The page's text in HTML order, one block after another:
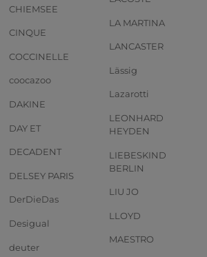
CHIEMSEE
CINQUE
COCCINELLE
coocazoo
DAKINE
DAY ET
DECADENT
DELSEY PARIS
DerDieDas
Desigual
deuter
LA MARTINA
LANCASTER
Lässig
Lazarotti
LEONHARD
HEYDEN
LIEBESKIND
BERLIN
LIU JO
LLOYD
MAESTRO